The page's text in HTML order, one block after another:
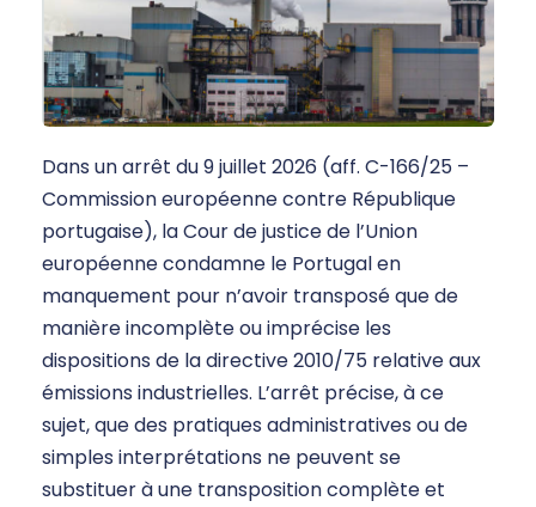
Dans un arrêt du 9 juillet 2026 (aff. C-166/25 –
Commission européenne contre République
portugaise), la Cour de justice de l’Union
européenne condamne le Portugal en
manquement pour n’avoir transposé que de
manière incomplète ou imprécise les
dispositions de la directive 2010/75 relative aux
émissions industrielles. L’arrêt précise, à ce
sujet, que des pratiques administratives ou de
simples interprétations ne peuvent se
substituer à une transposition complète et